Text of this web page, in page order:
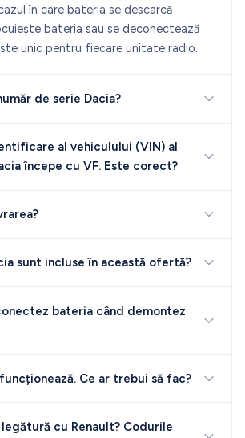
în care bateria se descarcă
bateria sau se deconectează
unic pentru fiecare unitate radio.
de serie Dacia?
al vehiculului (VIN) al
începe cu VF. Este corect?
sunt incluse în această ofertă?
bateria când demontez
Ce ar trebui să fac?
cu Renault? Codurile